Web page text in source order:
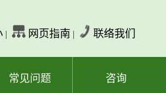
| 网页指南 | 联络我们
常见问题 咨询